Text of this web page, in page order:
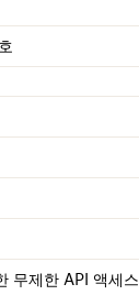
무제한 API 액세스